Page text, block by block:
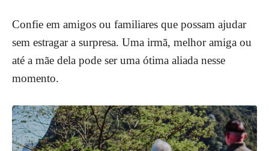
Confie em amigos ou familiares que possam ajudar
sem estragar a surpresa. Uma irmã, melhor amiga ou
até a mãe dela pode ser uma ótima aliada nesse
momento.